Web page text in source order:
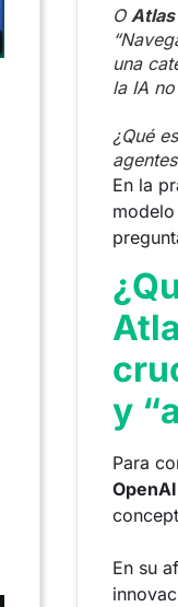
O Atlas
una
la IA
¿Qué
En la
y
Para
OpenAI
En su